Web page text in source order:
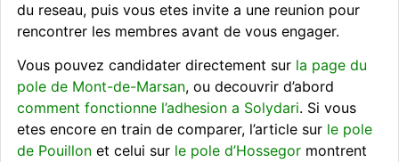
du reseau, puis vous etes invite a une reunion pour
rencontrer les membres avant de vous engager.
Vous pouvez candidater directement sur la page du
pole de Mont-de-Marsan, ou decouvrir d’abord
comment fonctionne l’adhesion a Solydari. Si vous
etes encore en train de comparer, l’article sur le pole
de Pouillonet celui sur le pole d’Hossegormontrent